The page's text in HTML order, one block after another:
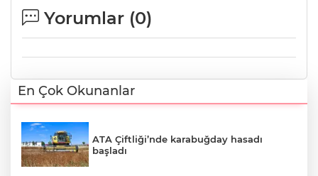
Yorumlar (0)
En Çok Okunanlar
ATA Çiftliği’nde karabuğday hasadı
başladı